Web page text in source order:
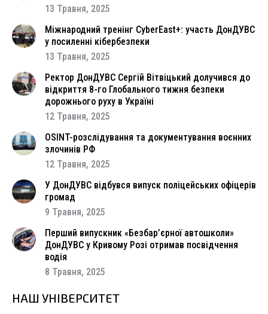
13 Травня, 2025
Міжнародний тренінг CyberEast+: участь ДонДУВС
у посиленні кібербезпеки
13 Травня, 2025
Ректор ДонДУВС Сергій Вітвіцький долучився до
відкриття 8-го Глобального тижня безпеки
дорожнього руху в Україні
12 Травня, 2025
OSINT-розслідування та документування воєнних
злочинів РФ
12 Травня, 2025
У ДонДУВС відбувся випуск поліцейських офіцерів
громад
9 Травня, 2025
Перший випускник «Безбар’єрної автошколи»
ДонДУВС у Кривому Розі отримав посвідчення
водія
8 Травня, 2025
НАШ УНІВЕРСИТЕТ